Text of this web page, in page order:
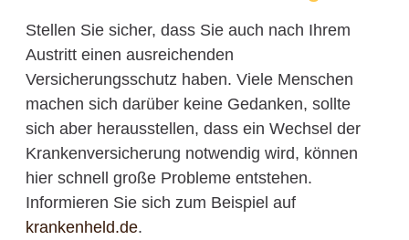
Stellen Sie sicher, dass Sie auch nach Ihrem
Austritt einen ausreichenden
Versicherungsschutz haben. Viele Menschen
machen sich darüber keine Gedanken, sollte
sich aber herausstellen, dass ein Wechsel der
Krankenversicherung notwendig wird, können
hier schnell große Probleme entstehen.
Informieren Sie sich zum Beispiel auf
krankenheld.de.